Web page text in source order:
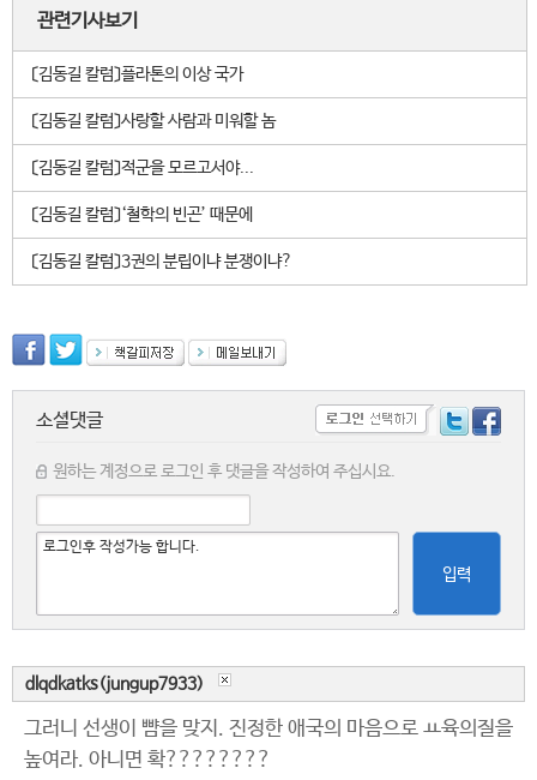
관련기사보기
〔김동길 칼럼〕플라톤의 이상 국가
〔김동길 칼럼〕사랑할 사람과 미워할 놈
〔김동길 칼럼〕적군을 모르고서야...
〔김동길 칼럼〕‘철학의 빈곤’ 때문에
〔김동길 칼럼〕3권의 분립이냐 분쟁이냐?
소셜댓글
원하는 계정으로 로그인 후 댓글을 작성하여 주십시요.
입력
dlqdkatks(jungup7933)
그러니 선생이 뺨을 맞지. 진정한 애국의 마음으로 ㅛ육의질을
높여라. 아니면 확????????